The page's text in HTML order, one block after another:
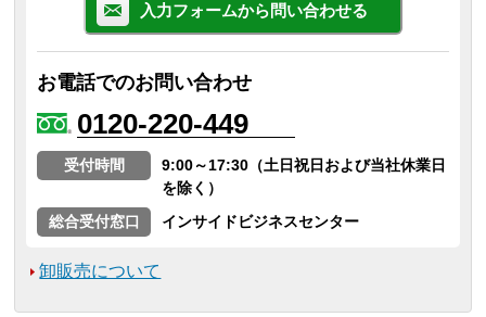
入力フォームから問い合わせる
お電話でのお問い合わせ
0120-220-449
受付時間
9:00～17:30（土日祝日および当社休業日
を除く）
総合受付窓口
インサイドビジネスセンター
卸販売について